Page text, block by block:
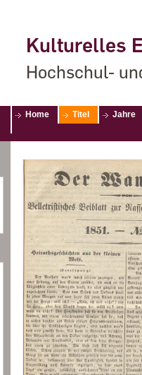
Kulturelles
Hochschul-
Home Titel Jahre